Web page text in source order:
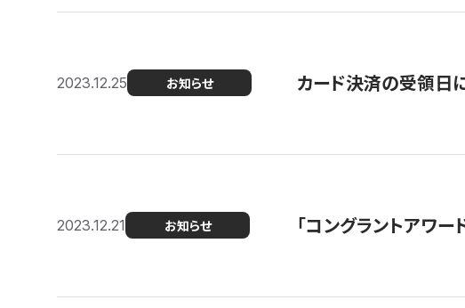
2023.12.25 お知らせ カード決済の受領日
2023.12.21 お知らせ 「コングラントアワ